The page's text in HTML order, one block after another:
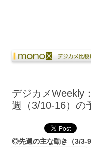
デジカメWeekly
週（3/10-16）の
◎先週の主な動き（3/3-9